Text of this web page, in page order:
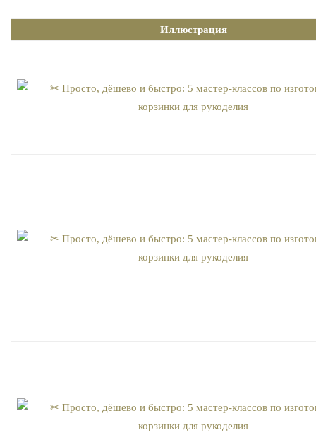
Иллюстрация